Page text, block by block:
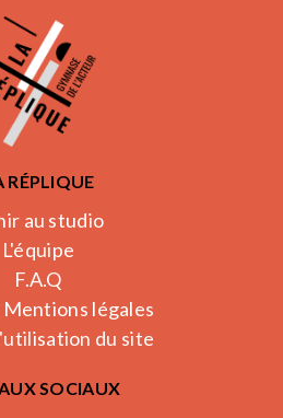
RÉPLIQUE
au studio
L'équipe
F.A.Q
légales
du site
SOCIAUX